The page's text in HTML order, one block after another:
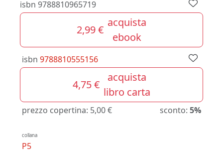
isbn 9788810965719
2,99 €
acquista
ebook
isbn 9788810555156
4,75 €
acquista
libro carta
prezzo copertina: 5,00 € sconto: 5%
collana
P5